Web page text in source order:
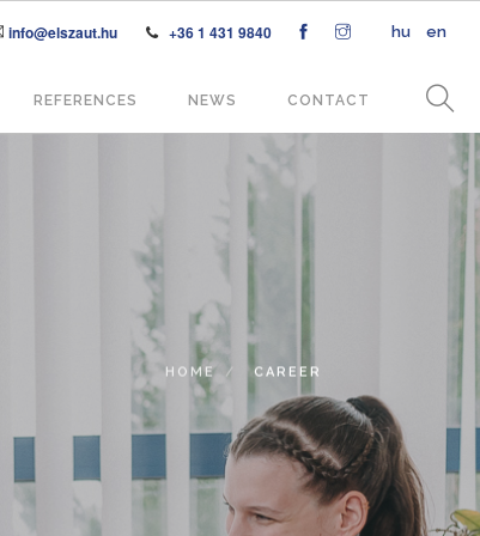
hu en
info@elszaut.hu +36 1 431 9840
REFERENCES NEWS CONTACT
HOME CAREER